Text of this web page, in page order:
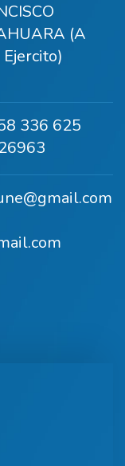
(A
336 625